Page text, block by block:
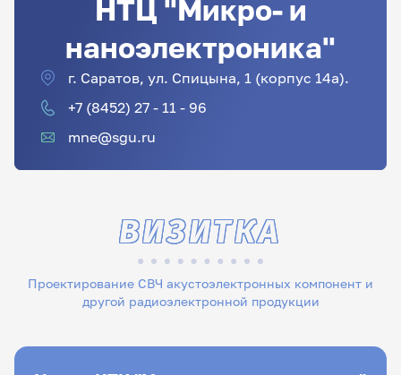
НТЦ "Микро- и
наноэлектроника"
г. Саратов, ул. Спицына, 1 (корпус 14а).
+7 (8452) 27 - 11 - 96
mne@sgu.ru
Проектирование СВЧ акустоэлектронных компонент и
другой радиоэлектронной продукции
ВИЗИТКА